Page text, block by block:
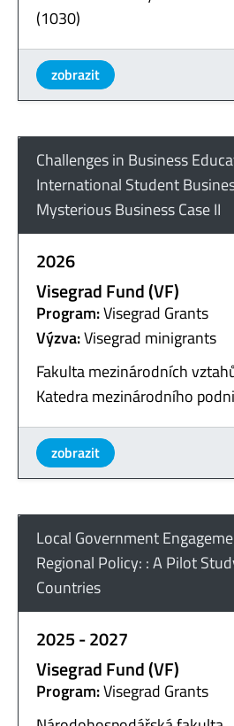
(1030)
zobrazit
Challenges in Business
International Student
Mysterious Business Case II
2026
Visegrad Fund (VF)
Program:Visegrad Grants
Výzva:Visegrad minigrants
Fakulta mezinárodních
Katedra mezinárodního
zobrazit
Local Government
Regional Policy: : A Pilot
Countries
2025 - 2027
Visegrad Fund (VF)
Program:Visegrad Grants